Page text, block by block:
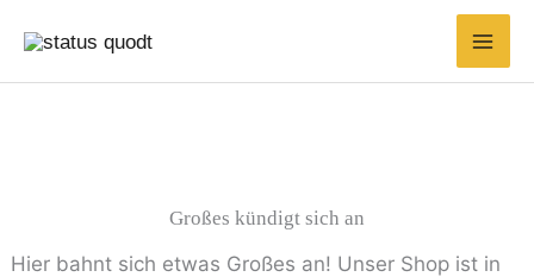
Inhalt
springen
Großes kündigt sich an
Hier bahnt sich etwas Großes an! Unser Shop ist in
nach:
Preis